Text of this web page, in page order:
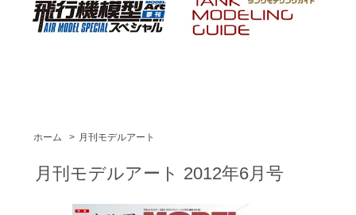
ホーム > 月刊モデルアート
月刊モデルアート 2012年6月号